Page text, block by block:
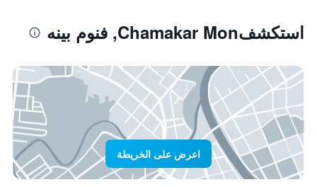
استكشفChamakar Mon, فنوم بينه
اعرض على الخريطة